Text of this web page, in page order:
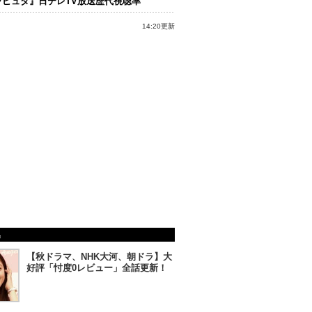
14:20更新
【秋ドラマ、NHK大河、朝ドラ】大
好評「忖度0レビュー」全話更新！